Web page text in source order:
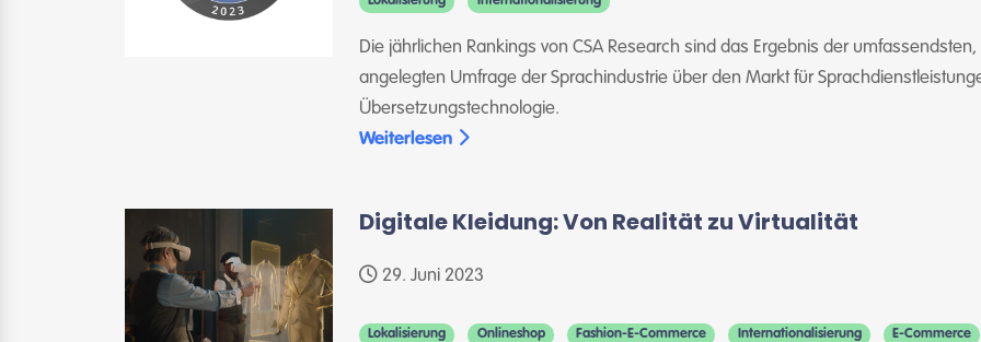
Die jährlichen Rankings von CSA Research sind das Ergebnis der umfassendsten,
angelegten Umfrage der Sprachindustrie über den Markt für
Übersetzungstechnologie.
Weiterlesen
Digitale Kleidung: Von Realität zu Virtualität
29. Juni 2023
Lokalisierung Onlineshop Fashion-E-Commerce Internationalisierung E-Commerce